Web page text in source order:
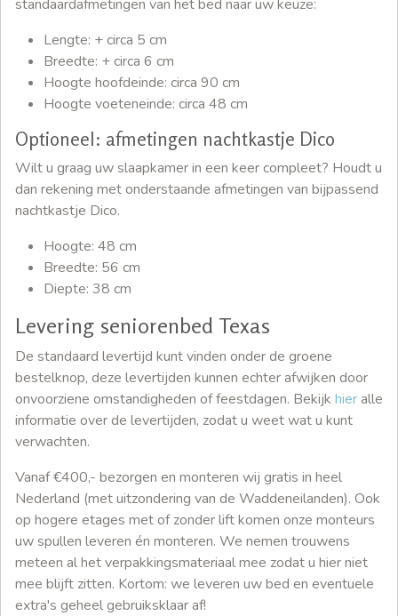
standaardafmetingen van het bed naar uw keuze:
Lengte: + circa 5 cm
Breedte: + circa 6 cm
Hoogte hoofdeinde: circa 90 cm
Hoogte voeteneinde: circa 48 cm
Optioneel: afmetingen nachtkastje Dico
Wilt u graag uw slaapkamer in een keer compleet? Houdt u
dan rekening met onderstaande afmetingen van bijpassend
nachtkastje Dico.
Hoogte: 48 cm
Breedte: 56 cm
Diepte: 38 cm
Levering seniorenbed Texas
De standaard levertijd kunt vinden onder de groene
bestelknop, deze levertijden kunnen echter afwijken door
onvoorziene omstandigheden of feestdagen. Bekijk hieralle
informatie over de levertijden, zodat u weet wat u kunt
verwachten.
Vanaf €400,- bezorgen en monteren wij gratis in heel
Nederland (met uitzondering van de Waddeneilanden). Ook
op hogere etages met of zonder lift komen onze monteurs
uw spullen leveren én monteren. We nemen trouwens
meteen al het verpakkingsmateriaal mee zodat u hier niet
mee blijft zitten. Kortom: we leveren uw bed en eventuele
extra's geheel gebruiksklaar af!